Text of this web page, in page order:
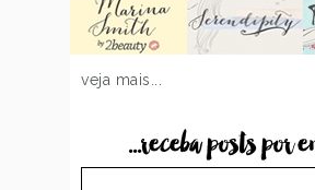
veja mais...
...receba posts por